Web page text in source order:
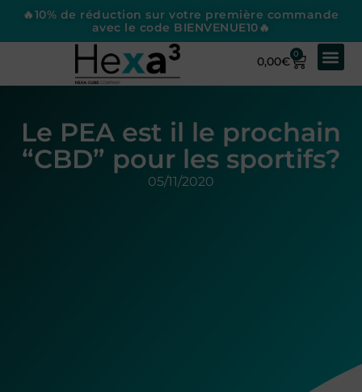
🔥10% de réduction sur votre première commande
avec le code BIENVENUE10🔥
0,00€
0
Le PEA est il le prochain
“CBD” pour les sportifs?
05/11/2020